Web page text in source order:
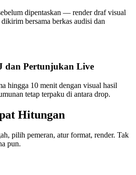
dipentaskan — render draf visual
bersama berkas audisi dan
dan Pertunjukan Live
hingga 10 menit dengan visual hasil
tetap terpaku di antara drop.
Hitungan
pilih pemeran, atur format, render. Tak
pun.